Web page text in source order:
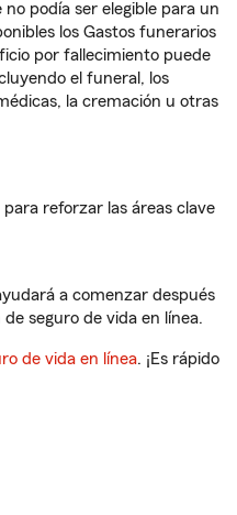
podía ser elegible para un
los Gastos funerarios
por fallecimiento puede
el funeral, los
la cremación u otras
reforzar las áreas clave
a comenzar después
seguro de vida en línea.
de vida en línea. ¡Es rápido